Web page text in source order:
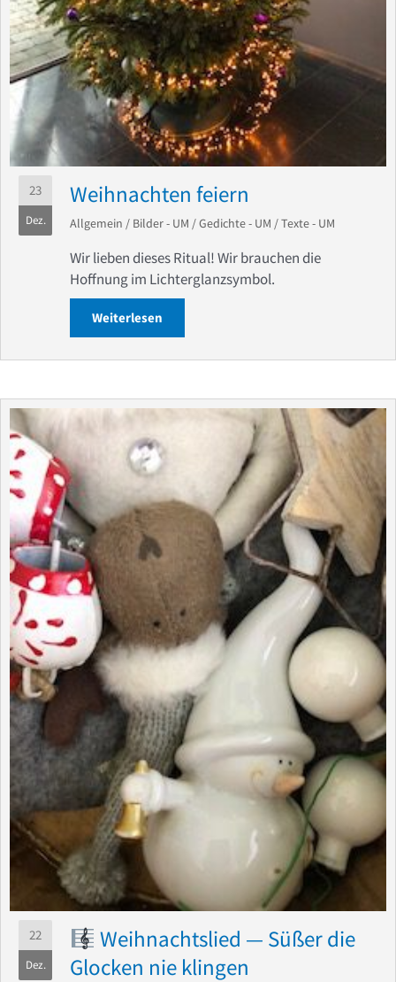
23
Dez.
Weihnachten feiern
Allgemein / Bilder - UM /Gedichte - UM /Texte - UM
Wir lieben dieses Ritual! Wir brauchen die
Hoffnung im Lichterglanzsymbol.
Weiterlesen
22
Dez.
Weihnachtslied — Süßer die
Glocken nie klingen